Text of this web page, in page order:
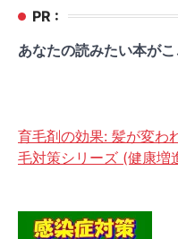
PR :
あなたの読みたい本がこ
育毛剤の効果: 髪が変わ
毛対策シリーズ (健康増